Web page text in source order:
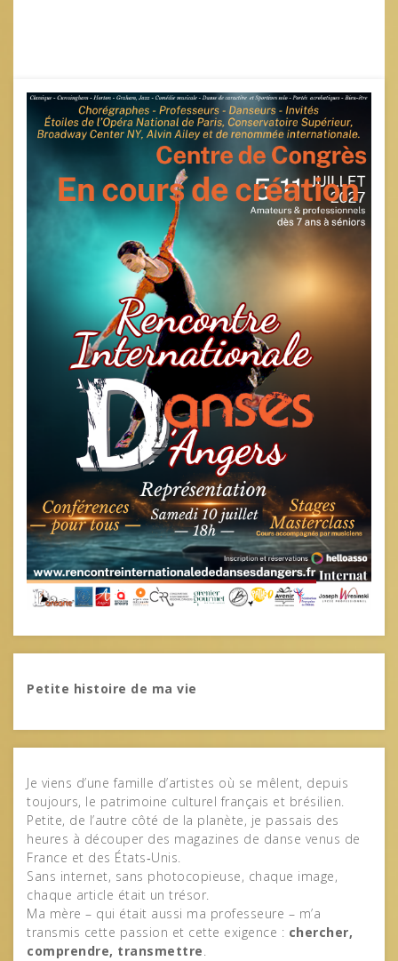
Petite histoire de ma vie
Je viens d’une famille d’artistes où se mêlent, depuis
toujours, le patrimoine culturel français et brésilien.
Petite, de l’autre côté de la planète, je passais des
heures à découper des magazines de danse venus de
France et des États‑Unis.
Sans internet, sans photocopieuse, chaque image,
chaque article était un trésor.
Ma mère – qui était aussi ma professeure – m’a
transmis cette passion et cette exigence : chercher,
comprendre, transmettre.